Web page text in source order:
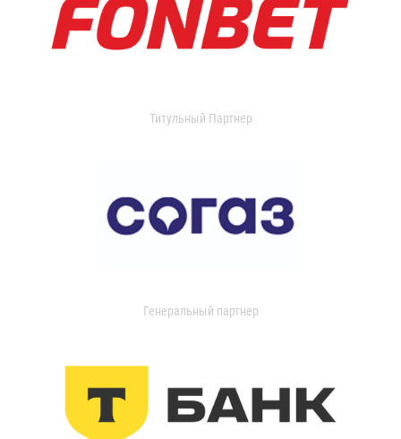
Титульный Партнер
Генеральный партнер